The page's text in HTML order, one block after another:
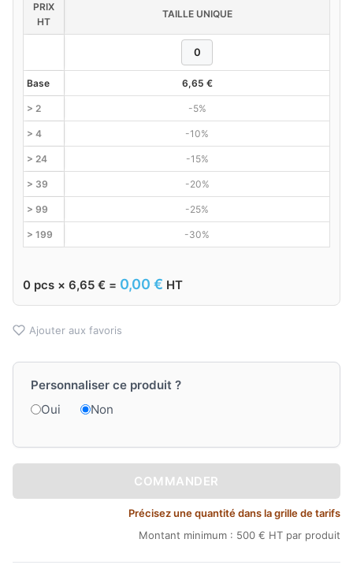
PRIX
HT
TAILLE UNIQUE
Base 6,65 €
> 2 -5%
> 4 -10%
> 24 -15%
> 39 -20%
> 99 -25%
> 199 -30%
0 pcs × 6,65 € = 0,00 € HT
Ajouter aux favoris
Personnaliser ce produit ?
Oui
Non
COMMANDER
Précisez une quantité dans la grille de tarifs
Montant minimum : 500 € HT par produit